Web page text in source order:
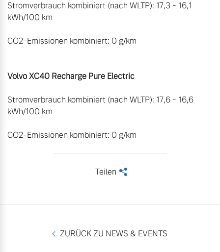
Stromverbrauch kombiniert (nach WLTP): 17,3 - 16,1
kWh/100 km
CO2-Emissionen kombiniert: 0 g/km
Volvo XC40 Recharge Pure Electric
Stromverbrauch kombiniert (nach WLTP): 17,6 - 16,6
kWh/100 km
CO2-Emissionen kombiniert: 0 g/km
Teilen <
ZURÜCK ZU NEWS & EVENTS